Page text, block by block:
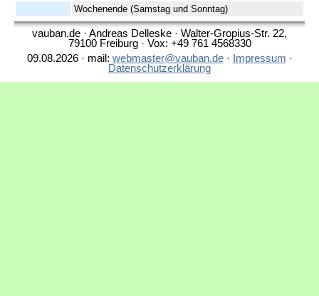
Wochenende (Samstag und Sonntag)
vauban.de · Andreas Delleske · Walter-Gropius-Str. 22,
79100 Freiburg · Vox: +49 761 4568330
09.08.2026 · mail: webmaster@vauban.de· Impressum ·
Datenschutzerklärung